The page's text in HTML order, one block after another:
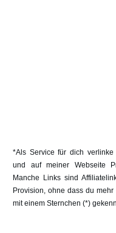
*Als Service für dich
und auf meiner Webseite
Manche Links sind
Provision, ohne dass du mehr
mit einem Sternchen (*)